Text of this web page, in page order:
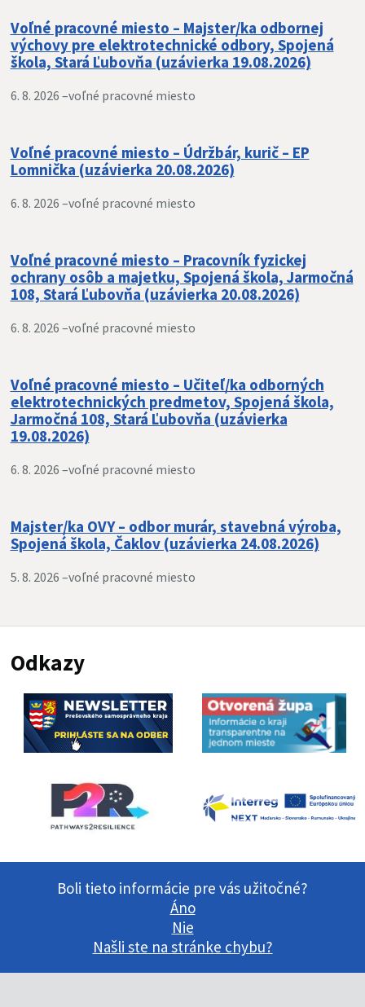
Voľné pracovné miesto – Majster/ka odbornej
výchovy pre elektrotechnické odbory, Spojená
škola, Stará Ľubovňa (uzávierka 19.08.2026)
6. 8. 2026 –voľné pracovné miesto
Voľné pracovné miesto – Údržbár, kurič – EP
Lomnička (uzávierka 20.08.2026)
6. 8. 2026 –voľné pracovné miesto
Voľné pracovné miesto – Pracovník fyzickej
ochrany osôb a majetku, Spojená škola, Jarmočná
108, Stará Ľubovňa (uzávierka 20.08.2026)
6. 8. 2026 –voľné pracovné miesto
Voľné pracovné miesto – Učiteľ/ka odborných
elektrotechnických predmetov, Spojená škola,
Jarmočná 108, Stará Ľubovňa (uzávierka
19.08.2026)
6. 8. 2026 –voľné pracovné miesto
Majster/ka OVY – odbor murár, stavebná výroba,
Spojená škola, Čaklov (uzávierka 24.08.2026)
5. 8. 2026 –voľné pracovné miesto
Odkazy
Boli tieto informácie pre vás užitočné?
Áno
Nie
Našli ste na stránke chybu?